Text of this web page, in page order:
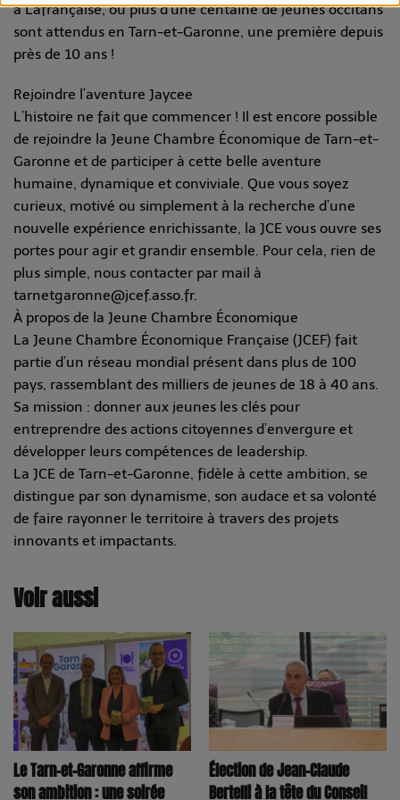
à Lafrançaise, où plus d’une centaine de jeunes occitans
sont attendus en Tarn-et-Garonne, une première depuis
près de 10 ans !
Rejoindre l’aventure Jaycee
L’histoire ne fait que commencer ! Il est encore possible
de rejoindre la Jeune Chambre Économique de Tarn-et-
Garonne et de participer à cette belle aventure
humaine, dynamique et conviviale. Que vous soyez
curieux, motivé ou simplement à la recherche d’une
nouvelle expérience enrichissante, la JCE vous ouvre ses
portes pour agir et grandir ensemble. Pour cela, rien de
plus simple, nous contacter par mail à
tarnetgaronne@jcef.asso.fr.
À propos de la Jeune Chambre Économique
La Jeune Chambre Économique Française (JCEF) fait
partie d’un réseau mondial présent dans plus de 100
pays, rassemblant des milliers de jeunes de 18 à 40 ans.
Sa mission : donner aux jeunes les clés pour
entreprendre des actions citoyennes d’envergure et
développer leurs compétences de leadership.
La JCE de Tarn-et-Garonne, fidèle à cette ambition, se
distingue par son dynamisme, son audace et sa volonté
de faire rayonner le territoire à travers des projets
innovants et impactants.
Voir aussi
Le Tarn-et-Garonne affirme
son ambition : une soirée
Élection de Jean-Claude
Bertelli à la tête du Conseil